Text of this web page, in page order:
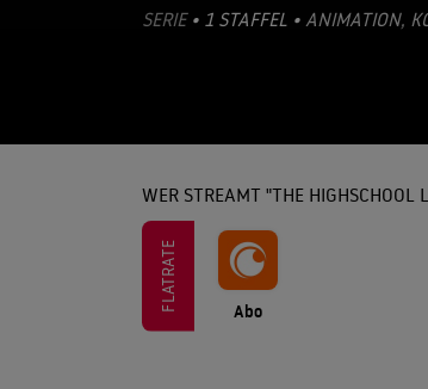
SERIE • 1 STAFFEL • ANIMATION,
WER STREAMT "THE HIGHSCHOOL
FLATRATE Abo